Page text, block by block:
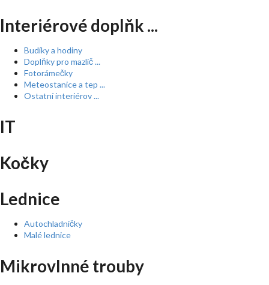
Interiérové doplňk ...
Budíky a hodiny
Doplňky pro mazlíč ...
Fotorámečky
Meteostanice a tep ...
Ostatní interiérov ...
IT
Kočky
Lednice
Autochladničky
Malé lednice
Mikrovlnné trouby